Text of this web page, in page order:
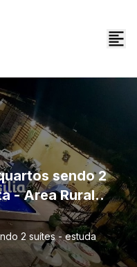
sendo 2
- Area Rural..
2 suítes - estuda